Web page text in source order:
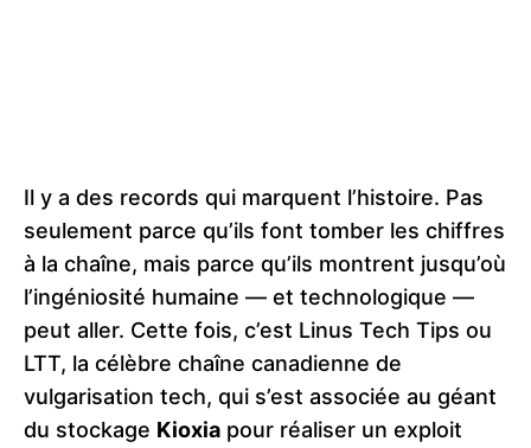
Il y a des records qui marquent l’histoire. Pas
seulement parce qu’ils font tomber les chiffres
à la chaîne, mais parce qu’ils montrent jusqu’où
l’ingéniosité humaine — et technologique —
peut aller. Cette fois, c’est Linus Tech Tips ou
LTT, la célèbre chaîne canadienne de
vulgarisation tech, qui s’est associée au géant
du stockage Kioxia pour réaliser un exploit